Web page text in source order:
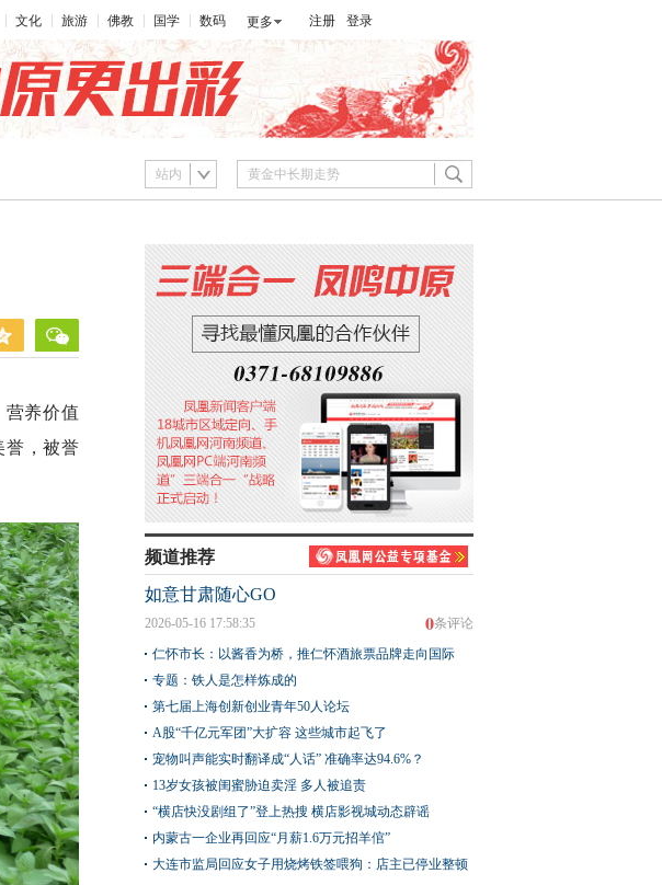
文化 旅游 佛教 国学 数码 更多 注册 登录
站内
营养价值
誉，被誉
频道推荐
如意甘肃随心GO
0条评论
2026-05-16 17:58:35
仁怀市长：以酱香为桥，推仁怀酒旅票品牌走向国际
专题：铁人是怎样炼成的
第七届上海创新创业青年50人论坛
A股“千亿元军团”大扩容 这些城市起飞了
宠物叫声能实时翻译成“人话” 准确率达94.6%？
13岁女孩被闺蜜胁迫卖淫 多人被追责
“横店快没剧组了”登上热搜 横店影视城动态辟谣
内蒙古一企业再回应“月薪1.6万元招羊倌”
大连市监局回应女子用烧烤铁签喂狗：店主已停业整顿